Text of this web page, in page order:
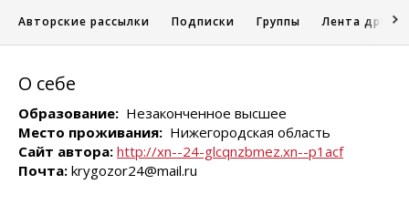
Авторские рассылки Подписки Группы Лента друзей
О себе
Образование: Незаконченное высшее
Место проживания: Нижегородская область
Сайт автора: http://xn--24-glcqnzbmez.xn--p1acf
Почта: krygozor24@mail.ru